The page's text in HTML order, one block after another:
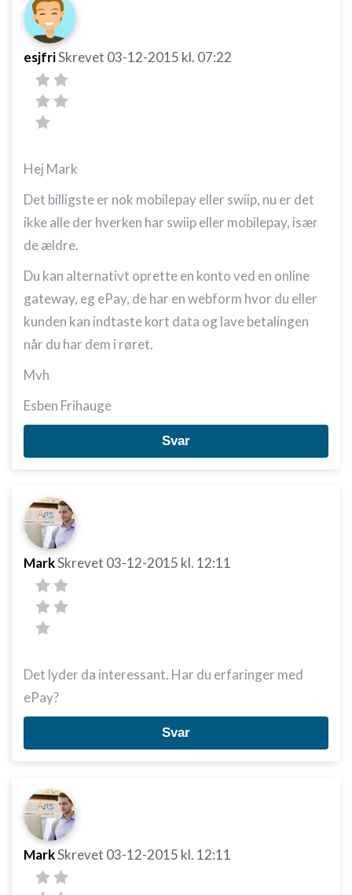
esjfriSkrevet 03-12-2015 kl. 07:22
Hej Mark
Det billigste er nok mobilepay eller swiip, nu er det
ikke alle der hverken har swiip eller mobilepay, især
de ældre.
Du kan alternativt oprette en konto ved en online
gateway, eg ePay, de har en webform hvor du eller
kunden kan indtaste kort data og lave betalingen
når du har dem i røret.
Mvh
Esben Frihauge
Svar
MarkSkrevet 03-12-2015 kl. 12:11
Det lyder da interessant. Har du erfaringer med
ePay?
Svar
MarkSkrevet 03-12-2015 kl. 12:11